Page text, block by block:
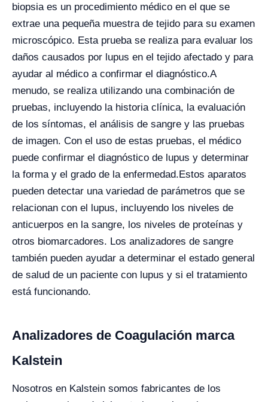
biopsia es un procedimiento médico en el que se
extrae una pequeña muestra de tejido para su examen
microscópico. Esta prueba se realiza para evaluar los
daños causados ​​por lupus en el tejido afectado y para
ayudar al médico a confirmar el diagnóstico.A
menudo, se realiza utilizando una combinación de
pruebas, incluyendo la historia clínica, la evaluación
de los síntomas, el análisis de sangre y las pruebas
de imagen. Con el uso de estas pruebas, el médico
puede confirmar el diagnóstico de lupus y determinar
la forma y el grado de la enfermedad.Estos aparatos
pueden detectar una variedad de parámetros que se
relacionan con el lupus, incluyendo los niveles de
anticuerpos en la sangre, los niveles de proteínas y
otros biomarcadores. Los analizadores de sangre
también pueden ayudar a determinar el estado general
de salud de un paciente con lupus y si el tratamiento
está funcionando.
Analizadores de Coagulación marca
Kalstein
Nosotros en Kalstein somos fabricantes de los